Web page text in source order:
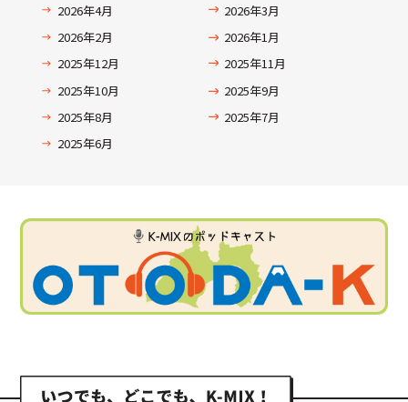
2026年4月
2026年3月
2026年2月
2026年1月
2025年12月
2025年11月
2025年10月
2025年9月
2025年8月
2025年7月
2025年6月